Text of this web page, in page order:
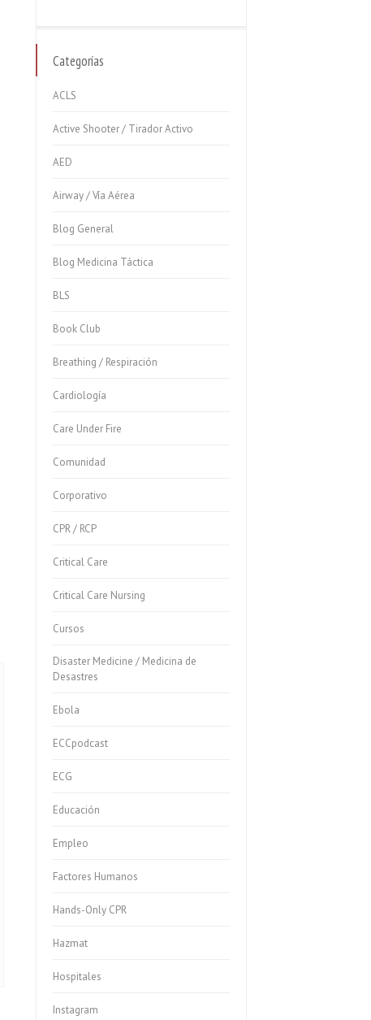
Categorías
ACLS
Active Shooter / Tirador Activo
AED
Airway / Vía Aérea
Blog General
Blog Medicina Táctica
BLS
Book Club
Breathing / Respiración
Cardiología
Care Under Fire
Comunidad
Corporativo
CPR / RCP
Critical Care
Critical Care Nursing
Cursos
Disaster Medicine / Medicina de
Desastres
Ebola
ECCpodcast
ECG
Educación
Empleo
Factores Humanos
Hands-Only CPR
Hazmat
Hospitales
Instagram